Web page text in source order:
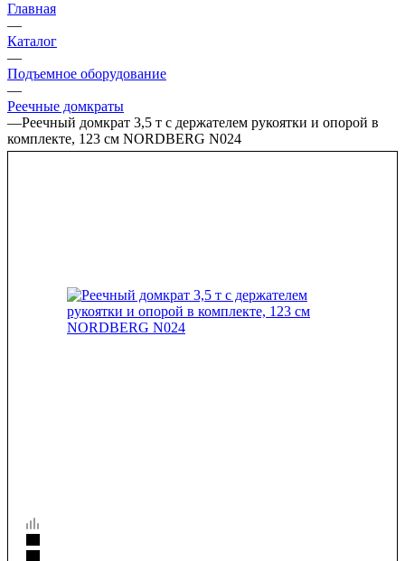
Главная
—
Каталог
—
Подъемное оборудование
—
Реечные домкраты
—Реечный домкрат 3,5 т с держателем рукоятки и опорой в
комплекте, 123 см NORDBERG N024